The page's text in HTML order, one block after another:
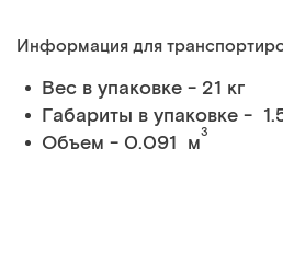
Информация для
Вес в упаковке - 21 кг
Габариты в упаковке -
Объем - 0.091 м3